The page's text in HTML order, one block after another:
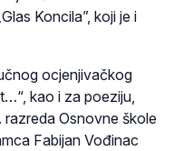
Koncila”, koji je i
ocjenjivačkog
kao i za poeziju,
Osnovne škole
Fabijan Vođinac